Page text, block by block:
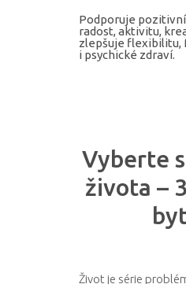
Podporuje
radost, aktivitu,
zlepšuje flexibilitu,
i psychické zdraví.
Vyberte
života –
Život je série